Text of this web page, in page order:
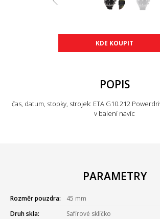
KDE KOUPIT
POPIS
čas, datum, stopky, strojek: ETA G10.212
v balení navíc
PARAMETRY
Rozměr pouzdra:
45 mm
Druh skla:
Safírové sklíčko